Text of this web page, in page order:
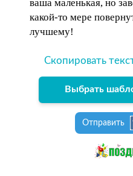
ваша маленькая, но
какой-то мере
лучшему!
Скопировать
Выбрать
Отправить